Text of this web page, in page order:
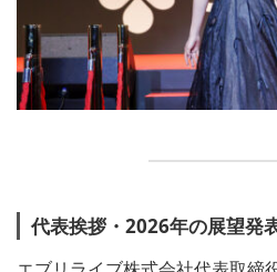
代表挨拶・2026年の展望発